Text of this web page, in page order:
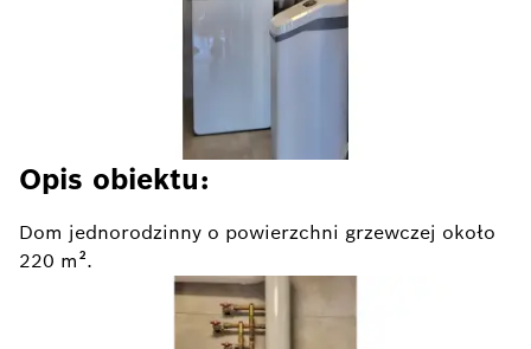
Opis obiektu:
Dom jednorodzinny o powierzchni grzewczej około
220 m².